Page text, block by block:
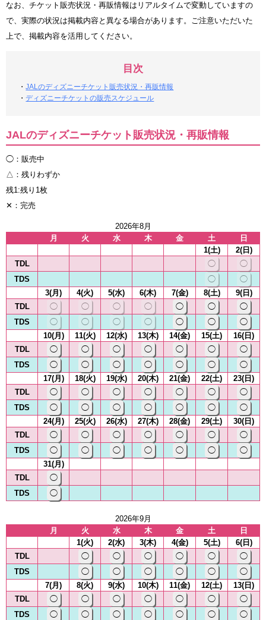
なお、チケット販売状況・再販情報はリアルタイムで変動していますの
で、実際の状況は掲載内容と異なる場合があります。ご注意いただいた
上で、掲載内容を活用してください。
目次
・JALのディズニーチケット販売状況・再販情報
・ディズニーチケットの販売スケジュール
JALのディズニーチケット販売状況・再販情報
◯：販売中
△：残りわずか
残1:残り1枚
✕：完売
2026年8月
月
火 水 木 金 土
日
1(土)
2(日)
TDL
◯
◯
TDS
◯
◯
3(月)
4(火) 5(水) 6(木) 7(金) 8(土)
9(日)
TDL
◯ ◯ ◯ ◯ ◯ ◯
◯
TDS
◯ ◯ ◯ ◯ ◯ ◯
◯
10(月)
11(火) 12(水) 13(木) 14(金) 15(土)
16(日)
TDL
◯ ◯ ◯ ◯ ◯ ◯
◯
TDS
◯ ◯ ◯ ◯ ◯ ◯
◯
17(月)
18(火) 19(水) 20(木) 21(金) 22(土)
23(日)
TDL
◯ ◯ ◯ ◯ ◯ ◯
◯
TDS
◯ ◯ ◯ ◯ ◯ ◯
◯
24(月)
25(火) 26(水) 27(木) 28(金) 29(土)
30(日)
TDL
◯ ◯ ◯ ◯ ◯ ◯
◯
TDS
◯ ◯ ◯ ◯ ◯ ◯
◯
31(月)
TDL
◯
TDS
◯
2026年9月
月
火 水 木 金 土
日
1(火)
2(水) 3(木) 4(金) 5(土)
6(日)
TDL
◯ ◯ ◯ ◯ ◯
◯
TDS
◯ ◯ ◯ ◯ ◯
◯
7(月)
8(火) 9(水) 10(木) 11(金) 12(土)
13(日)
TDL
◯ ◯ ◯ ◯ ◯ ◯
◯
TDS
◯ ◯ ◯ ◯ ◯ ◯
◯